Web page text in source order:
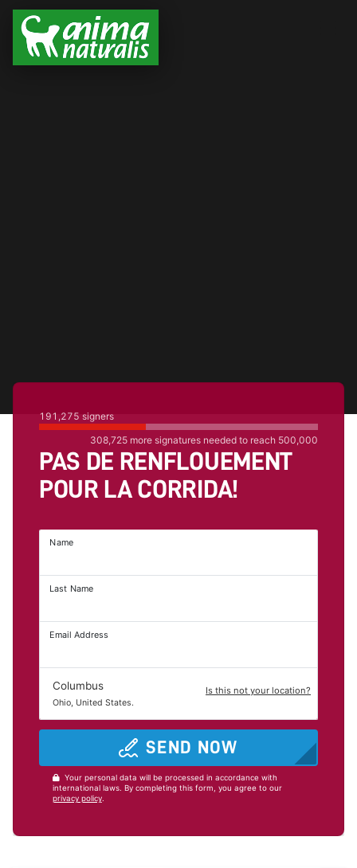
191,275 signers
308,725 more signatures needed to reach 500,000
PAS DE RENFLOUEMENT
POUR LA CORRIDA!
Name
Last Name
Email Address
Columbus
Ohio, United States.
Is this not your location?
SEND NOW
Your personal data will be processed in accordance with
international laws. By completing this form, you agree to our
privacy policy.